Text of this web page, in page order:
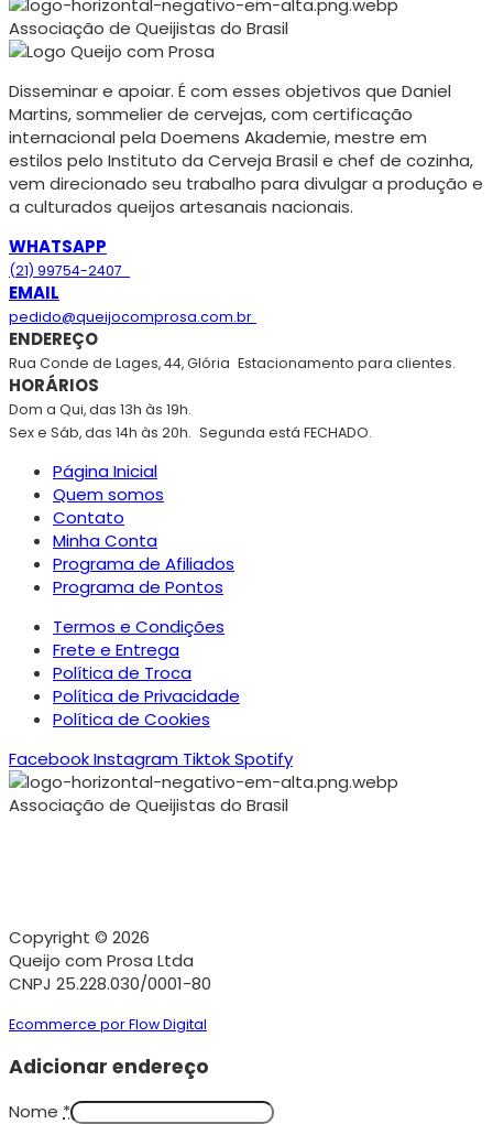
Associação de Queijistas do Brasil
Disseminar e apoiar. É com esses objetivos que Daniel
Martins, sommelier de cervejas, com certificação
internacional pela Doemens Akademie, mestre em
estilos pelo Instituto da Cerveja Brasil e chef de cozinha,
vem direcionado seu trabalho para divulgar a produção e
a culturados queijos artesanais nacionais.
WHATSAPP
(21) 99754-2407
EMAIL
pedido@queijocomprosa.com.br
ENDEREÇO
Rua Conde de Lages, 44, Glória Estacionamento para clientes.
HORÁRIOS
Dom a Qui, das 13h às 19h.
Sex e Sáb, das 14h às 20h. Segunda está FECHADO.
Página Inicial
Quem somos
Contato
Minha Conta
Programa de Afiliados
Programa de Pontos
Termos e Condições
Frete e Entrega
Política de Troca
Política de Privacidade
Política de Cookies
FacebookInstagram TiktokSpotify
Associação de Queijistas do Brasil
Copyright © 2026
Queijo com Prosa Ltda
CNPJ 25.228.030/0001-80
Ecommerce por Flow Digital
Adicionar endereço
Nome *